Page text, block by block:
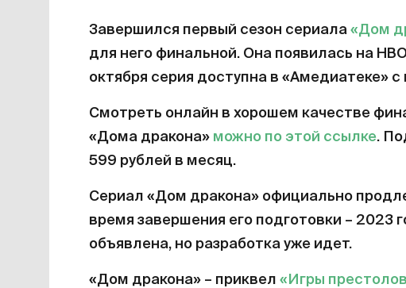
Завершился первый сезон сериала «Дом
для него финальной. Она появилась на
октября серия доступна в «Амедиатеке»
Смотреть онлайн в хорошем качестве
«Дома дракона» можно по этой ссылке.
599 рублей в месяц.
Сериал «Дом дракона» официально
время завершения его подготовки – 2023
объявлена, но разработка уже идет.
«Дом дракона» – приквел «Игры